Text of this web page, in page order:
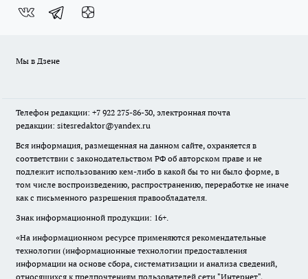
Мы в Дзене
Телефон редакции: +7 922 275-86-30, электронная почта
редакции: sitesredaktor@yandex.ru
Вся информация, размещенная на данном сайте, охраняется в
соответствии с законодательством РФ об авторском праве и не
подлежит использованию кем-либо в какой бы то ни было форме, в
том числе воспроизведению, распространению, переработке не иначе
как с письменного разрешения правообладателя.
Знак информационной продукции: 16+.
«На информационном ресурсе применяются рекомендательные
технологии (информационные технологии предоставления
информации на основе сбора, систематизации и анализа сведений,
относящихся к предпочтениям пользователей сети "Интернет",